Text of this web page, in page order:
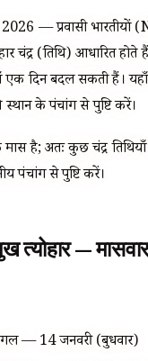
2026 — प्रवासी भारतीयों
चंद्र (तिथि) आधारित
एक दिन बदल सकती हैं।
के पंचांग से पुष्टि करें।
है; अतः कुछ चंद्र तिथियाँ
पंचांग से पुष्टि करें।
त्योहार — मासवार
— 14 जनवरी (बुधवार)